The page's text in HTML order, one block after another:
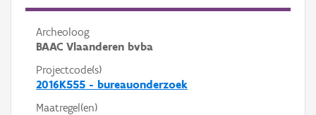
Archeoloog
BAAC Vlaanderen bvba
Projectcode(s)
2016K555 - bureauonderzoek
Maatregel(en)